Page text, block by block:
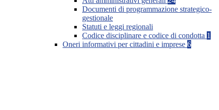
Documenti di programmazione strategico-
gestionale
Statuti e leggi regionali
Codice disciplinare e codice di condotta 1
Oneri informativi per cittadini e imprese 6